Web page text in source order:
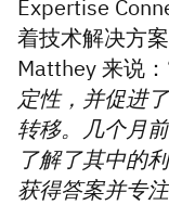
Expertise
着技术解决方
Matthey 来说
定性，并促进
转移。几个月
了解了其中的
获得答案并专